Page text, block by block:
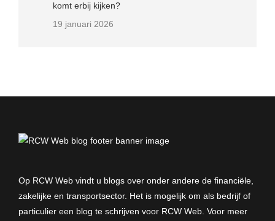
komt erbij kijken?
19 januari 2026
Op RCW Web vindt u blogs over onder andere de financiële,
zakelijke en transportsector. Het is mogelijk om als bedrijf of
particulier een blog te schrijven voor RCW Web. Voor meer